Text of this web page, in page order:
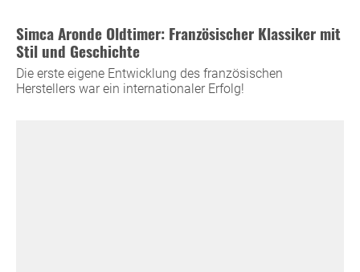
Simca Aronde Oldtimer: Französischer Klassiker mit
Stil und Geschichte
Die erste eigene Entwicklung des französischen
Herstellers war ein internationaler Erfolg!